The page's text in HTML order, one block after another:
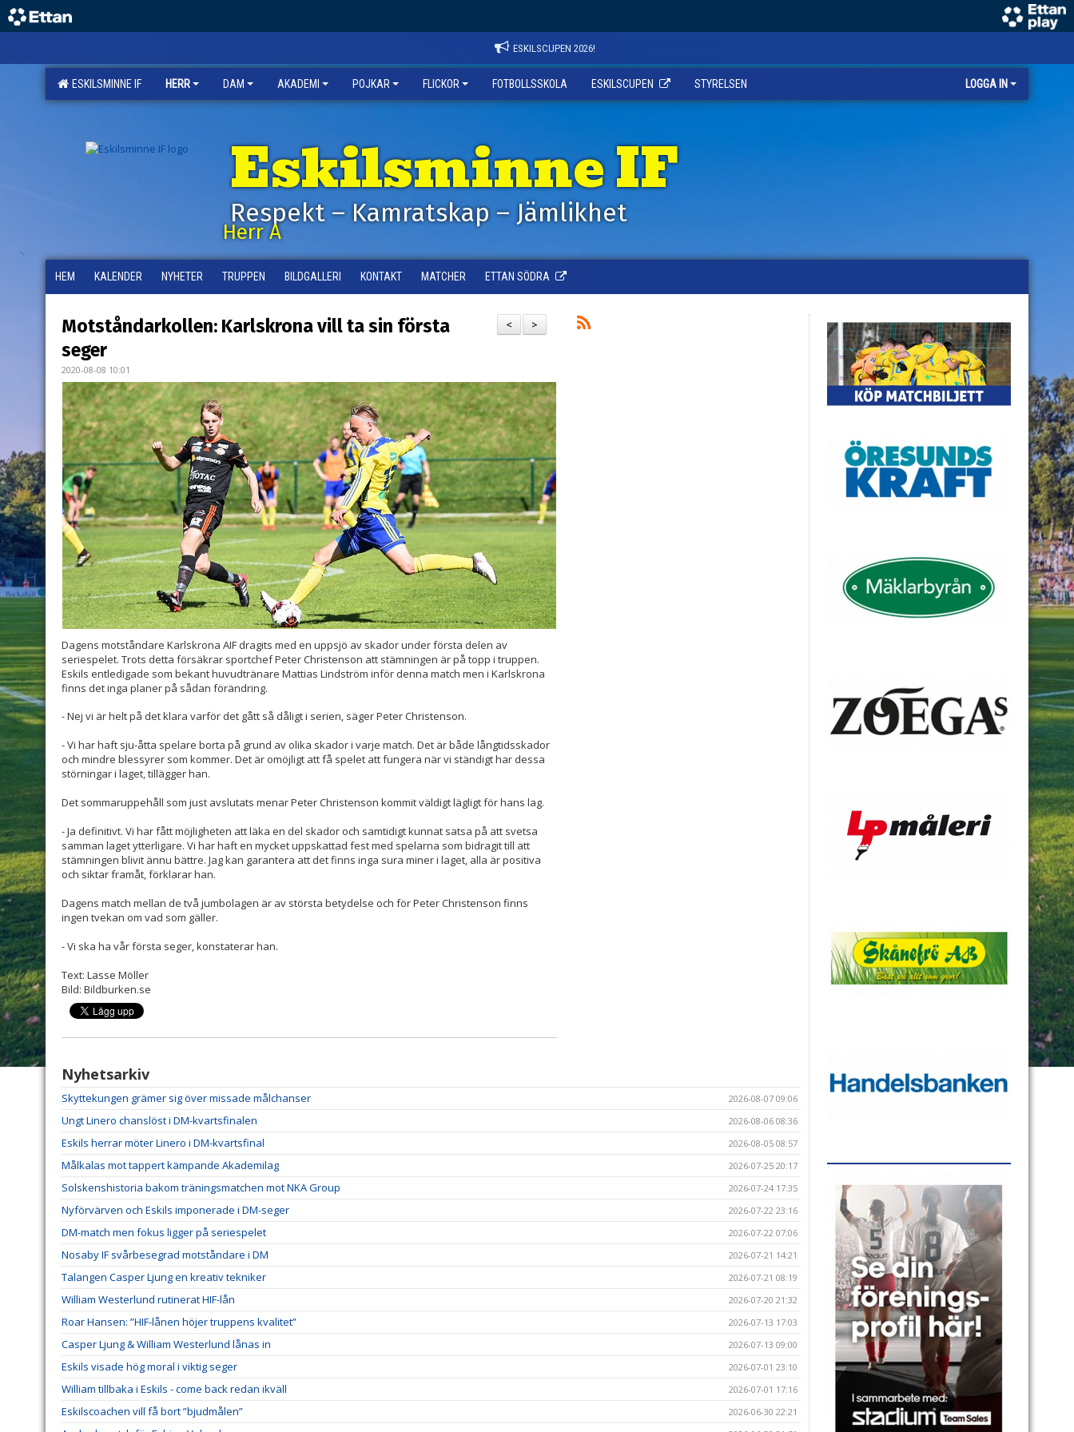
ESKILSCUPEN 2026!
ESKILSMINNE IF HERR DAM AKADEMI POJKAR FLICKOR FOTBOLLSSKOLA ESKILSCUPEN STYRELSEN LOGGA IN
Eskilsminne IF
Respekt – Kamratskap – Jämlikhet
Herr A
HEM KALENDER NYHETER TRUPPEN BILDGALLERI KONTAKT MATCHER ETTAN SÖDRA
>
<
Motståndarkollen: Karlskrona vill ta sin första
seger
2020-08-08 10:01
Dagens motståndare Karlskrona AIF dragits med en uppsjö av skador under första delen av
seriespelet. Trots detta försäkrar sportchef Peter Christenson att stämningen är på topp i truppen.
Eskils entledigade som bekant huvudtränare Mattias Lindström inför denna match men i Karlskrona
finns det inga planer på sådan förändring.
- Nej vi är helt på det klara varför det gått så dåligt i serien, säger Peter Christenson.
- Vi har haft sju-åtta spelare borta på grund av olika skador i varje match. Det är både långtidsskador
och mindre blessyrer som kommer. Det är omöjligt att få spelet att fungera när vi ständigt har dessa
störningar i laget, tillägger han.
Det sommaruppehåll som just avslutats menar Peter Christenson kommit väldigt lägligt för hans lag.
- Ja definitivt. Vi har fått möjligheten att läka en del skador och samtidigt kunnat satsa på att svetsa
samman laget ytterligare. Vi har haft en mycket uppskattad fest med spelarna som bidragit till att
stämningen blivit ännu bättre. Jag kan garantera att det finns inga sura miner i laget, alla är positiva
och siktar framåt, förklarar han.
Dagens match mellan de två jumbolagen är av största betydelse och för Peter Christenson finns
ingen tvekan om vad som gäller.
- Vi ska ha vår första seger, konstaterar han.
Text: Lasse Möller
Bild: Bildburken.se
Nyhetsarkiv
Skyttekungen grämer sig över missade målchanser 2026-08-07 09:06
Ungt Linero chanslöst i DM-kvartsfinalen 2026-08-06 08:36
Eskils herrar möter Linero i DM-kvartsfinal 2026-08-05 08:57
Målkalas mot tappert kämpande Akademilag 2026-07-25 20:17
Solskenshistoria bakom träningsmatchen mot NKA Group 2026-07-24 17:35
Nyförvärven och Eskils imponerade i DM-seger 2026-07-22 23:16
DM-match men fokus ligger på seriespelet 2026-07-22 07:06
Nosaby IF svårbesegrad motståndare i DM 2026-07-21 14:21
Talangen Casper Ljung en kreativ tekniker 2026-07-21 08:19
William Westerlund rutinerat HIF-lån 2026-07-20 21:32
Roar Hansen: ”HIF-lånen höjer truppens kvalitet” 2026-07-13 17:03
Casper Ljung & William Westerlund lånas in 2026-07-13 09:00
Eskils visade hög moral i viktig seger 2026-07-01 23:10
William tillbaka i Eskils - come back redan ikväll 2026-07-01 17:16
Eskilscoachen vill få bort ”bjudmålen” 2026-06-30 22:21